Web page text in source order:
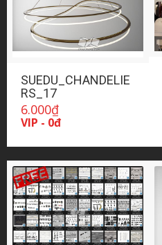
SUEDU_CHANDELIE
RS_17
6.000₫
VIP - 0đ